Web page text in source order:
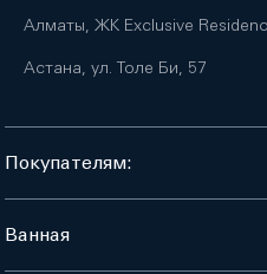
Алматы, ЖК Exclusive
Астана, ул. Толе Би, 57
Покупателям:
Ванная